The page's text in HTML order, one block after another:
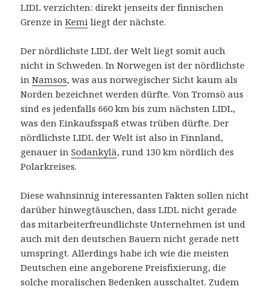
LIDL verzichten: direkt jenseits der finnischen
Grenze inKemi liegt der nächste.
Der nördlichste LIDL der Welt liegt somit auch
nicht in Schweden. In Norwegen ist der nördlichste
inNamsos, was aus norwegischer Sicht kaum als
Norden bezeichnet werden dürfte. Von Tromsö aus
sind es jedenfalls 660 km bis zum nächsten LIDL,
was den Einkaufsspaß etwas trüben dürfte. Der
nördlichste LIDL der Welt ist also in Finnland,
genauer inSodankylä, rund 130 km nördlich des
Polarkreises.
Diese wahnsinnig interessanten Fakten sollen nicht
darüber hinwegtäuschen, dass LIDL nicht gerade
das mitarbeiterfreundlichste Unternehmen ist und
auch mit den deutschen Bauern nicht gerade nett
umspringt. Allerdings habe ich wie die meisten
Deutschen eine angeborene Preisfixierung, die
solche moralischen Bedenken ausschaltet. Zudem